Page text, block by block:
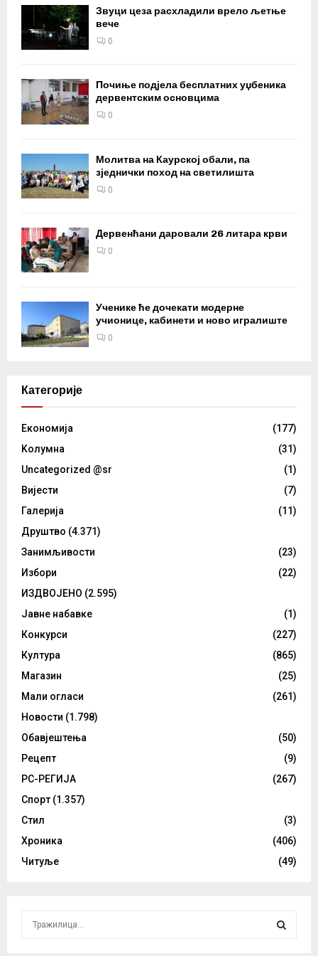
Звуци цеза расхладили врело љетње
вече
0
Почиње подјела бесплатних уџбеника
дервентским основцима
0
Молитва на Каурској обали, па
зједнички поход на светилишта
0
Дервенћани даровали 26 литара крви
0
Ученике ће дочекати модерне
учионице, кабинети и ново игралиште
0
Категорије
Eкономија
(177)
Kолумнa
(31)
Uncategorized @sr
(1)
Вијести
(7)
Галерија
(11)
Друштво (4.371)
Занимљивости
(23)
Избори
(22)
ИЗДВОЈЕНО (2.595)
Јавне набавке
(1)
Конкурси
(227)
Култура
(865)
Магазин
(25)
Мали огласи
(261)
Новости (1.798)
Обавјештења
(50)
Рецепт
(9)
РС-РЕГИЈА
(267)
Спорт (1.357)
Стил
(3)
Хроника
(406)
Читуље
(49)